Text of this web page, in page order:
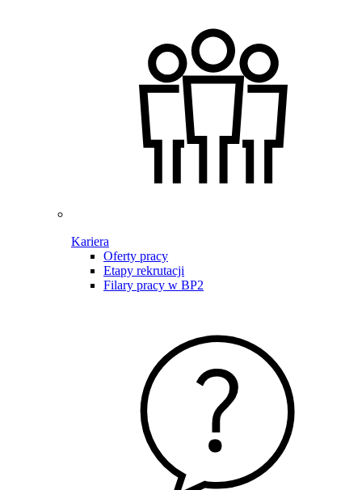
Kariera
Oferty pracy
Etapy rekrutacji
Filary pracy w BP2